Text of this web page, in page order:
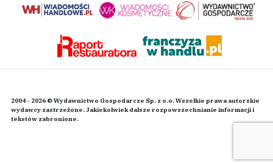
2004 - 2026 © Wydawnictwo Gospodarcze Sp. z o.o. Wszelkie prawa autorskie
wydawcy zastrzeżone. Jakiekolwiek dalsze rozpowszechnianie informacji i
tekstów zabronione.